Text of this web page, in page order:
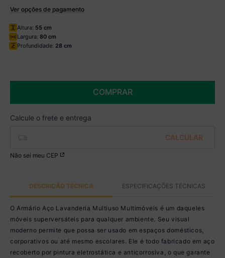
Ver opções de pagamento
R$ 474,99 à vista no Boleto
5% de desconto)
Altura: 55 cm
Largura: 80 cm
Profundidade: 28 cm
COMPRAR
Não sei meu CEP
DESCRIÇÃO TÉCNICA ESPECIFICAÇÕES TÉCNICAS
O Armário Aço Lavanderia Multiuso Multimóveis é um daqueles
móveis superversáteis para qualquer ambiente. Seu visual
moderno permite que possa ser usado em espaços domésticos,
corporativos ou até mesmo escolares. Ele é todo fabricado em aço
recoberto por pintura eletrostática e anticorrosiva, o que garante